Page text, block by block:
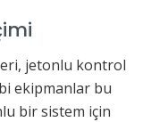
jetonlu kontrol
ekipmanlar bu
bir sistem için